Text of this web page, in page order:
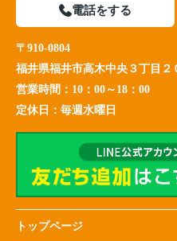
電話をする
〒910-0804
福井県福井市高木中央３丁目２
営業時間： 10：00～18：00
定休日： 毎週水曜日
トップページ